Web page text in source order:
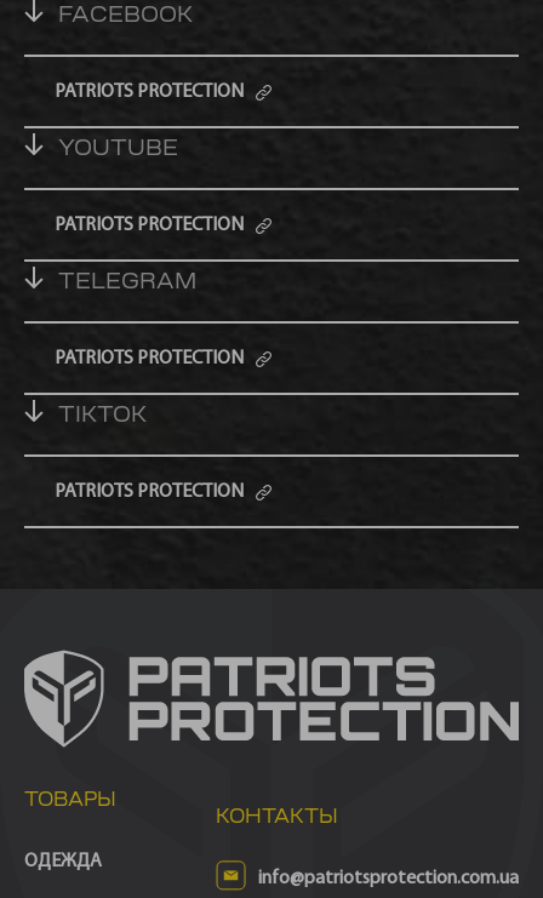
FACEBOOK
PATRIOTS PROTECTION
YOUTUBE
PATRIOTS PROTECTION
TELEGRAM
PATRIOTS PROTECTION
TIKTOK
PATRIOTS PROTECTION
ТОВАРЫ
ОДЕЖДА
КОНТАКТЫ
info@patriotsprotection.com.ua